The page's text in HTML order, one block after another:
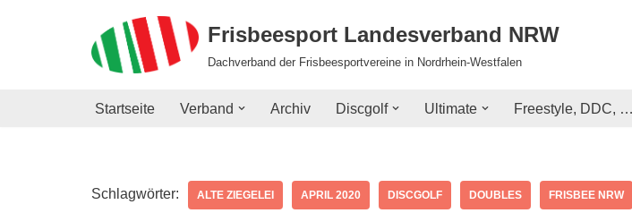
Frisbeesport Landesverband NRW
Dachverband der Frisbeesportvereine in Nordrhein-Westfalen
Startseite Verband Archiv Discgolf Ultimate Freestyle, DDC, …
Schlagwörter: ALTE ZIEGELEI APRIL 2020 DISCGOLF DOUBLES FRISBEE NRW